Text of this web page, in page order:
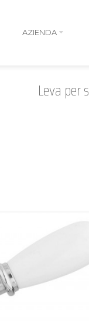
AZIENDA
Leva per